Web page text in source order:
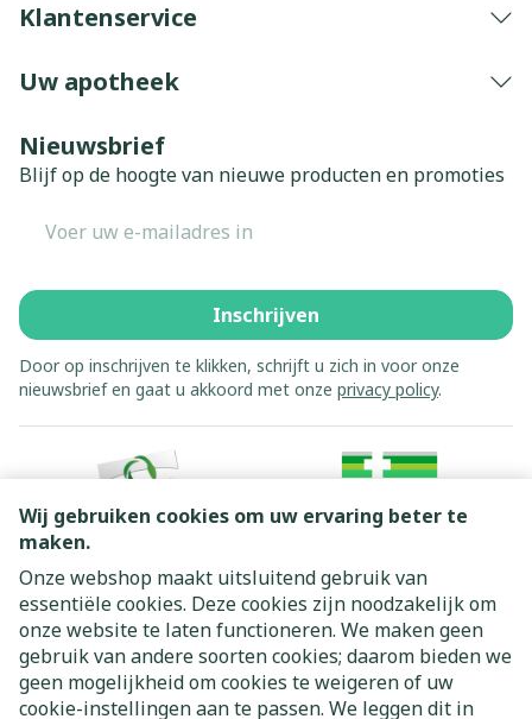
Wij gebruiken cookies om uw ervaring beter te
maken.
Onze webshop maakt uitsluitend gebruik van
essentiële cookies. Deze cookies zijn noodzakelijk om
onze website te laten functioneren. We maken geen
gebruik van andere soorten cookies; daarom bieden we
geen mogelijkheid om cookies te weigeren of uw
cookie-instellingen aan te passen. We leggen dit in
Klantenservice
Uw apotheek
Nieuwsbrief
Blijf op de hoogte van nieuwe producten en promoties
Inschrijven
Door op inschrijven te klikken, schrijft u zich in voor onze
nieuwsbrief en gaat u akkoord met onze privacy policy.
Juridische links